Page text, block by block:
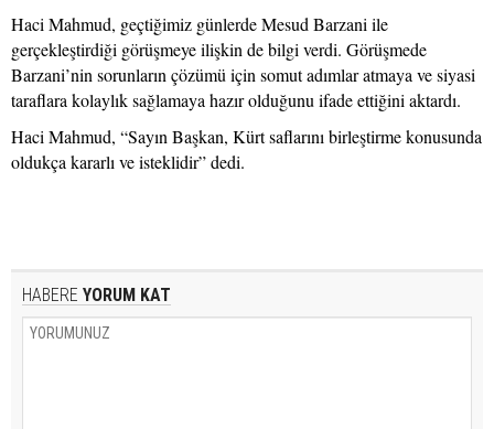
Haci Mahmud, geçtiğimiz günlerde Mesud Barzani ile
gerçekleştirdiği görüşmeye ilişkin de bilgi verdi. Görüşmede
Barzani’nin sorunların çözümü için somut adımlar atmaya ve siyasi
taraflara kolaylık sağlamaya hazır olduğunu ifade ettiğini aktardı.
Haci Mahmud, “Sayın Başkan, Kürt saflarını birleştirme konusunda
oldukça kararlı ve isteklidir” dedi.
HABERE YORUM KAT